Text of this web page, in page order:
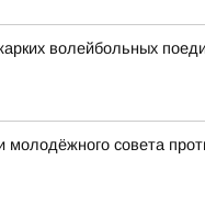
волейбольных
молодёжного совета